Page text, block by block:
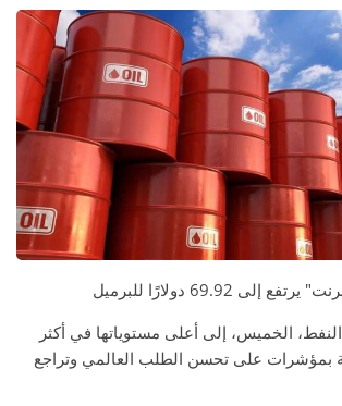
69.92 دولارًا للبرميل
الخميس، إلى أعلى مستوياتها في أكثر
على تحسن الطلب العالمي وتراجع